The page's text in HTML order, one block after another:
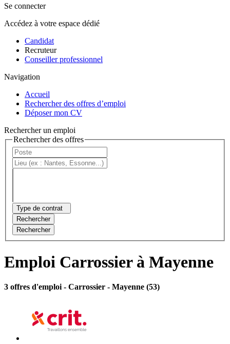
Se connecter
Accédez à votre espace dédié
Candidat
Recruteur
Conseiller professionnel
Navigation
Accueil
Rechercher des offres d’emploi
Déposer mon CV
Rechercher un emploi
Rechercher des offres
Type de contrat
Rechercher
Rechercher
Emploi Carrossier à Mayenne
3 offres d'emploi - Carrossier - Mayenne (53)